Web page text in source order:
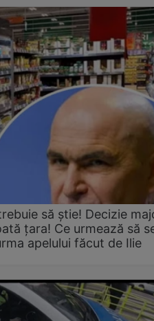
să știe! Decizie
țara! Ce urmează să
apelului făcut de Ilie